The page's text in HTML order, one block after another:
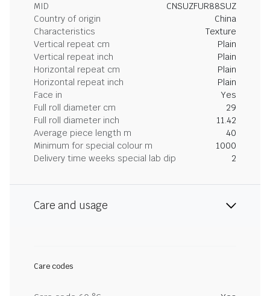
MID
CNSUZFUR88SUZ
Country of origin
China
Characteristics
Texture
Vertical repeat cm
Plain
Vertical repeat inch
Plain
Horizontal repeat cm
Plain
Horizontal repeat inch
Plain
Face in
Yes
Full roll diameter cm
29
Full roll diameter inch
11.42
Average piece length m
40
Minimum for special colour m
1000
Delivery time weeks special lab dip
2
Care and usage
Care codes